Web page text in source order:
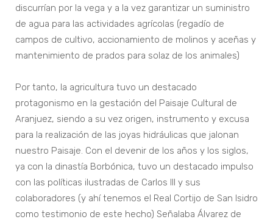
discurrían por la vega y a la vez garantizar un suministro
de agua para las actividades agrícolas (regadío de
campos de cultivo, accionamiento de molinos y aceñas y
mantenimiento de prados para solaz de los animales)
Por tanto, la agricultura tuvo un destacado
protagonismo en la gestación del Paisaje Cultural de
Aranjuez, siendo a su vez origen, instrumento y excusa
para la realización de las joyas hidráulicas que jalonan
nuestro Paisaje. Con el devenir de los años y los siglos,
ya con la dinastía Borbónica, tuvo un destacado impulso
con las políticas ilustradas de Carlos III y sus
colaboradores (y ahí tenemos el Real Cortijo de San Isidro
como testimonio de este hecho) Señalaba Álvarez de